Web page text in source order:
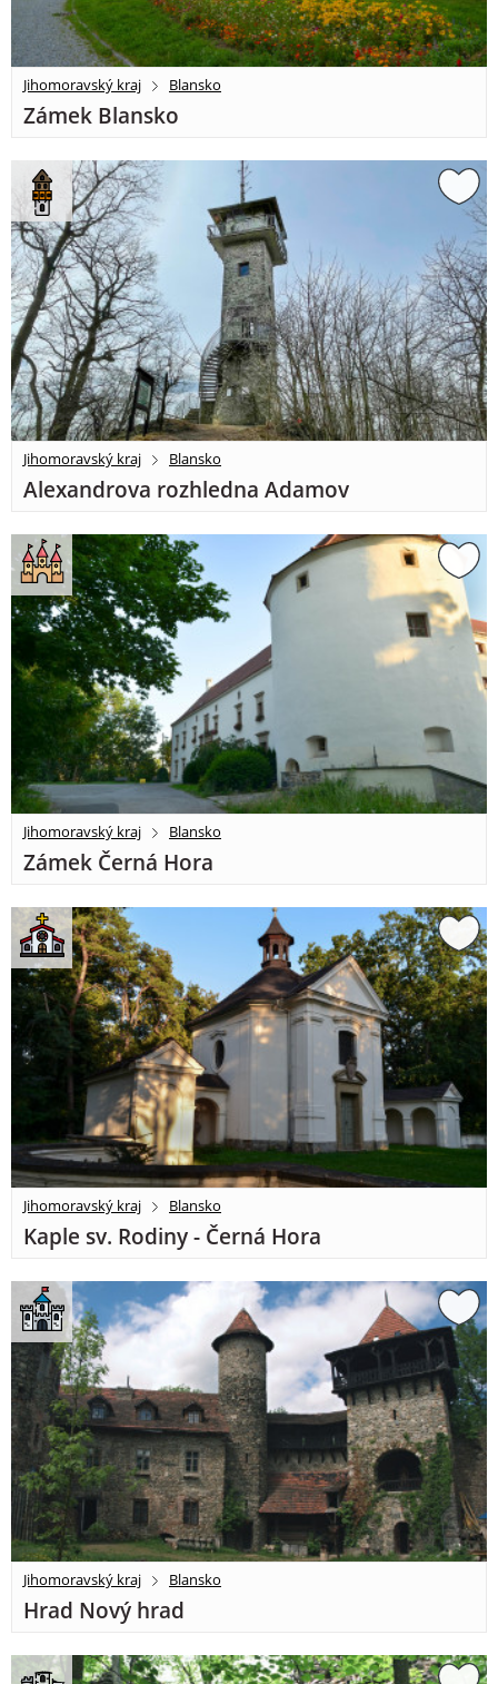
Jihomoravský kraj Blansko
Zámek Blansko
Jihomoravský kraj Blansko
Alexandrova rozhledna Adamov
Jihomoravský kraj Blansko
Zámek Černá Hora
Jihomoravský kraj Blansko
Kaple sv. Rodiny - Černá Hora
Jihomoravský kraj Blansko
Hrad Nový hrad